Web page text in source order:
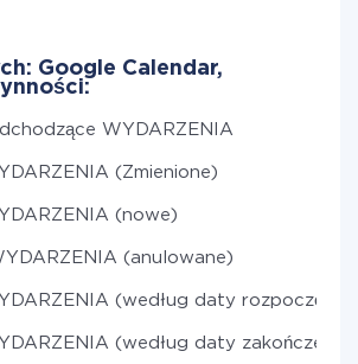
Google Calendar,
WYDARZENIA
(Zmienione)
(nowe)
(anulowane)
(według daty rozpoczęcia)
(według daty zakończenia)